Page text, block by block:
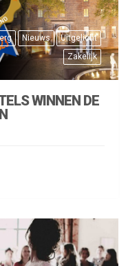
Nieuws
Uitgelicht
Zakelijk
WINNEN DE